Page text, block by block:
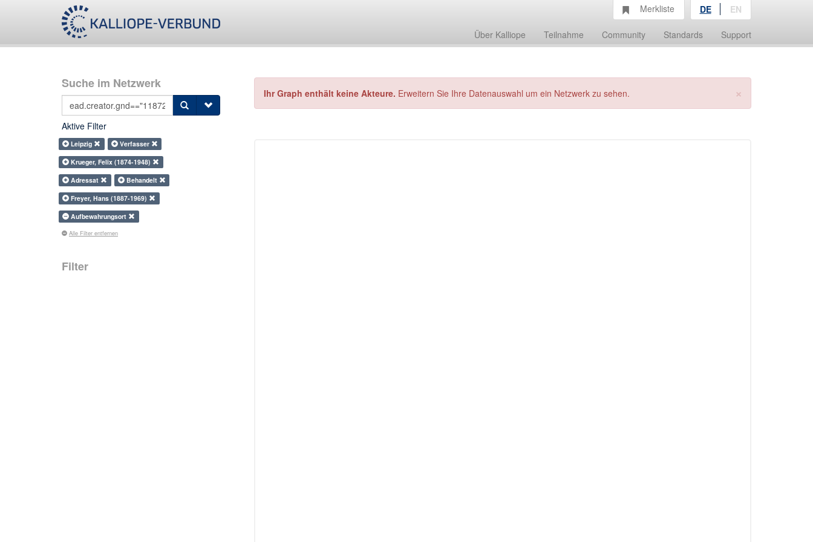
Über Kalliope Teilnahme Community Standards Support
Merkliste DE EN
Suche im Netzwerk
Aktive Filter
Leipzig
Verfasser
Krueger, Felix (1874-1948)
Adressat
Behandelt
Freyer, Hans (1887-1969)
Aufbewahrungsort
Alle Filter entfernen
Filter
×
Ihr Graph enthält keine Akteure. Erweitern Sie Ihre Datenauswahl um ein Netzwerk zu sehen.